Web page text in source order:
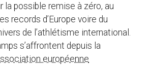
la possible remise à zéro, au
records d’Europe voire du
de l’athlétisme international.
s’affrontent depuis la
européenne